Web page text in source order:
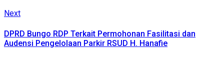
NextNext
DPRD Bungo RDP Terkait Permohonan Fasilitasi dan
Audensi Pengelolaan Parkir RSUD H. Hanafie